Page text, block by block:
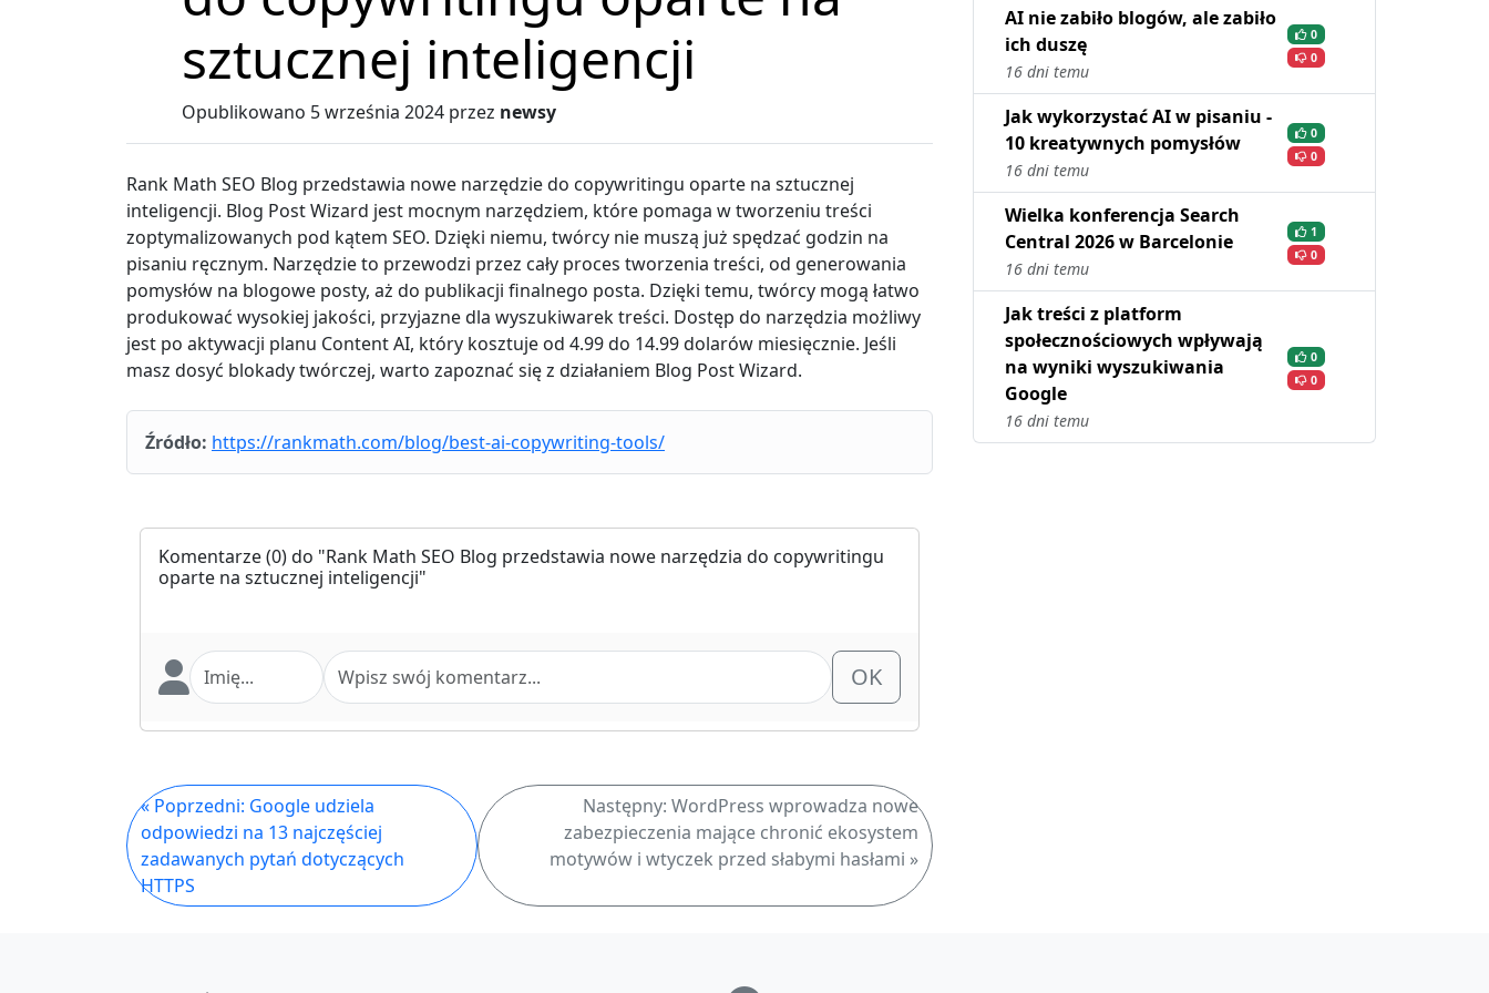
sztucznej inteligencji
Opublikowano 5 września 2024 przez newsy
Rank Math SEO Blog przedstawia nowe narzędzie do copywritingu oparte na sztucznej
inteligencji. Blog Post Wizard jest mocnym narzędziem, które pomaga w tworzeniu treści
zoptymalizowanych pod kątem SEO. Dzięki niemu, twórcy nie muszą już spędzać godzin na
pisaniu ręcznym. Narzędzie to przewodzi przez cały proces tworzenia treści, od generowania
pomysłów na blogowe posty, aż do publikacji finalnego posta. Dzięki temu, twórcy mogą łatwo
produkować wysokiej jakości, przyjazne dla wyszukiwarek treści. Dostęp do narzędzia możliwy
jest po aktywacji planu Content AI, który kosztuje od 4.99 do 14.99 dolarów miesięcznie. Jeśli
masz dosyć blokady twórczej, warto zapoznać się z działaniem Blog Post Wizard.
Źródło: https://rankmath.com/blog/best-ai-copywriting-tools/
Komentarze(0) do "Rank Math SEO Blog przedstawia nowe narzędzia do copywritingu
oparte na sztucznej inteligencji"
OK
« Poprzedni: Google udziela
odpowiedzi na 13 najczęściej
zadawanych pytań dotyczących
HTTPS
Następny: WordPress wprowadza nowe
zabezpieczenia mające chronić ekosystem
motywów i wtyczek przed słabymi hasłami »
AI nie zabiło blogów, ale zabiło
ich duszę
16 dni temu
0
0
Jak wykorzystać AI w pisaniu -
10 kreatywnych pomysłów
16 dni temu
0
0
Wielka konferencja Search
Central 2026 w Barcelonie
16 dni temu
1
0
Jak treści z platform
społecznościowych wpływają
na wyniki wyszukiwania
Google
16 dni temu
0
0